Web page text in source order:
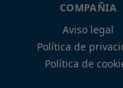
COMPAÑIA
Aviso legal
Política de
Política de